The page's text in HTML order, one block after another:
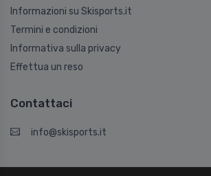
Informazioni su Skisports.it
Termini e condizioni
Informativa sulla privacy
Effettua un reso
Contattaci
info@skisports.it